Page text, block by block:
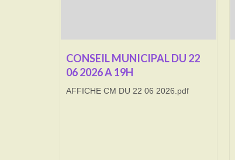
CONSEIL MUNICIPAL DU 22
06 2026 A 19H
AFFICHE CM DU 22 06 2026.pdf